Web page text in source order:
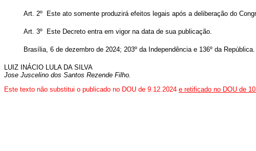
Art. 2º Este ato somente produzirá efeitos legais após a deliberação do
Art. 3º Este Decreto entra em vigor na data de sua publicação.
Brasília, 6 de dezembro de 2024; 203º da Independência e 136º da República.
LUIZ INÁCIO LULA DA SILVA
Jose Juscelino dos Santos Rezende Filho.
Este texto não substitui o publicado no DOU de 9.12.2024 e retificado no DOU de